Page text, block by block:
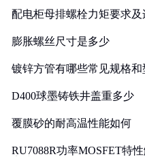
配电柜母排螺栓力矩要求
膨胀螺丝尺寸是多少
镀锌方管有哪些常见规格和
D400球墨铸铁井盖重多少
覆膜砂的耐高温性能如何
RU7088R功率MOSFET特